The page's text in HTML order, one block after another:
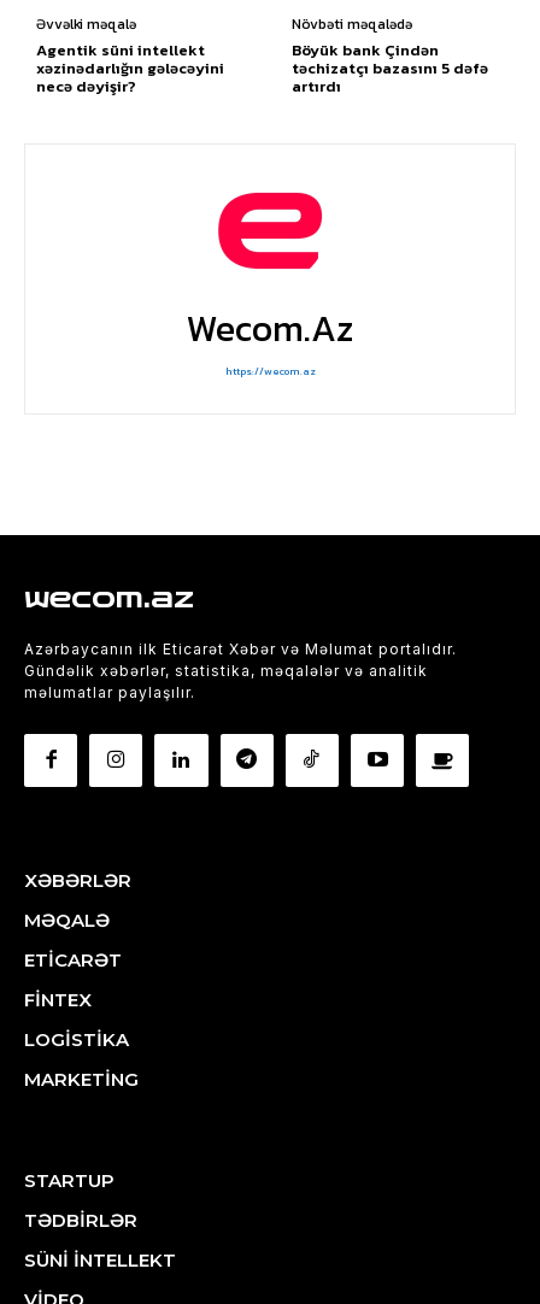
Əvvəlki məqalə
Agentik süni intellekt
xəzinədarlığın gələcəyini
necə dəyişir?
Növbəti məqalədə
Böyük bank Çindən
təchizatçı bazasını 5 dəfə
artırdı
Wecom.az
https://wecom.az
wecom.az
Azərbaycanın ilk Eticarət Xəbər və Məlumat portalıdır.
Gündəlik xəbərlər, statistika, məqalələr və analitik
məlumatlar paylaşılır.
XƏBƏRLƏR
MƏQALƏ
ETİCARƏT
FİNTEX
LOGİSTİKA
MARKETİNG
STARTUP
TƏDBİRLƏR
SÜNİ İNTELLEKT